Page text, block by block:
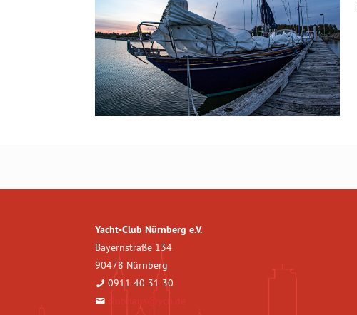
Yacht-Club Nürnberg e.V.
Bayernstraße 134
90478 Nürnberg
0911 40 31 30
clubhaus@ycn.de